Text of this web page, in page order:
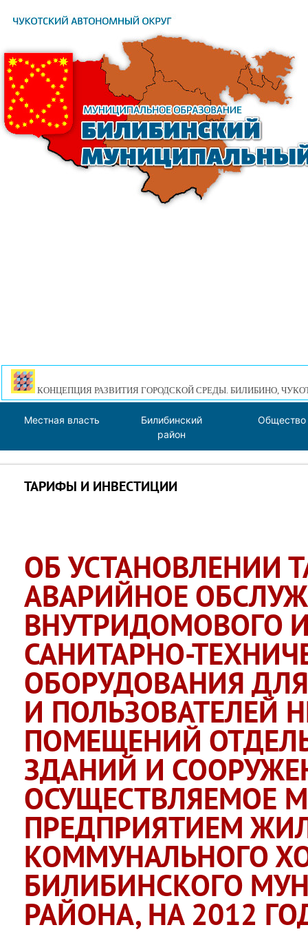
КОНЦЕПЦИЯ РАЗВИТИЯ ГОРОДСКОЙ СРЕДЫ. БИЛИБИНО,
Местная власть
Билибинский
район
Общество
ТАРИФЫ И ИНВЕСТИЦИИ
ОБ УСТАНОВЛЕНИИ
АВАРИЙНОЕ
ВНУТРИДОМОВОГО
САНИТАРНО-
ОБОРУДОВАНИЯ
И ПОЛЬЗОВАТЕЛЕЙ
ПОМЕЩЕНИЙ
ЗДАНИЙ И
ОСУЩЕСТВЛЯЕМОЕ
ПРЕДПРИЯТИЕМ
КОММУНАЛЬНОГО
БИЛИБИНСКОГО
РАЙОНА, НА 2012